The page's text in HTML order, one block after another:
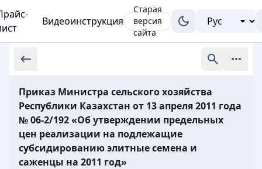
Видеоинструкция
Старая
версия
сайта
Приказ Министра сельского хозяйства
Республики Казахстан от 13 апреля 2011 года
№ 06-2/192 «Об утверждении предельных
цен реализации на подлежащие
субсидированию элитные семена и
саженцы на 2011 год»